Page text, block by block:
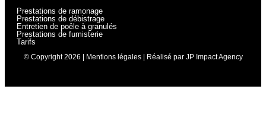
Prestations de ramonage
Prestations de débistrage
Entretien de poêle à granulés
Prestations de fumisterie
Tarifs
© Copyright 2026 | Mentions légales| Réalisé par JP Impact Agency